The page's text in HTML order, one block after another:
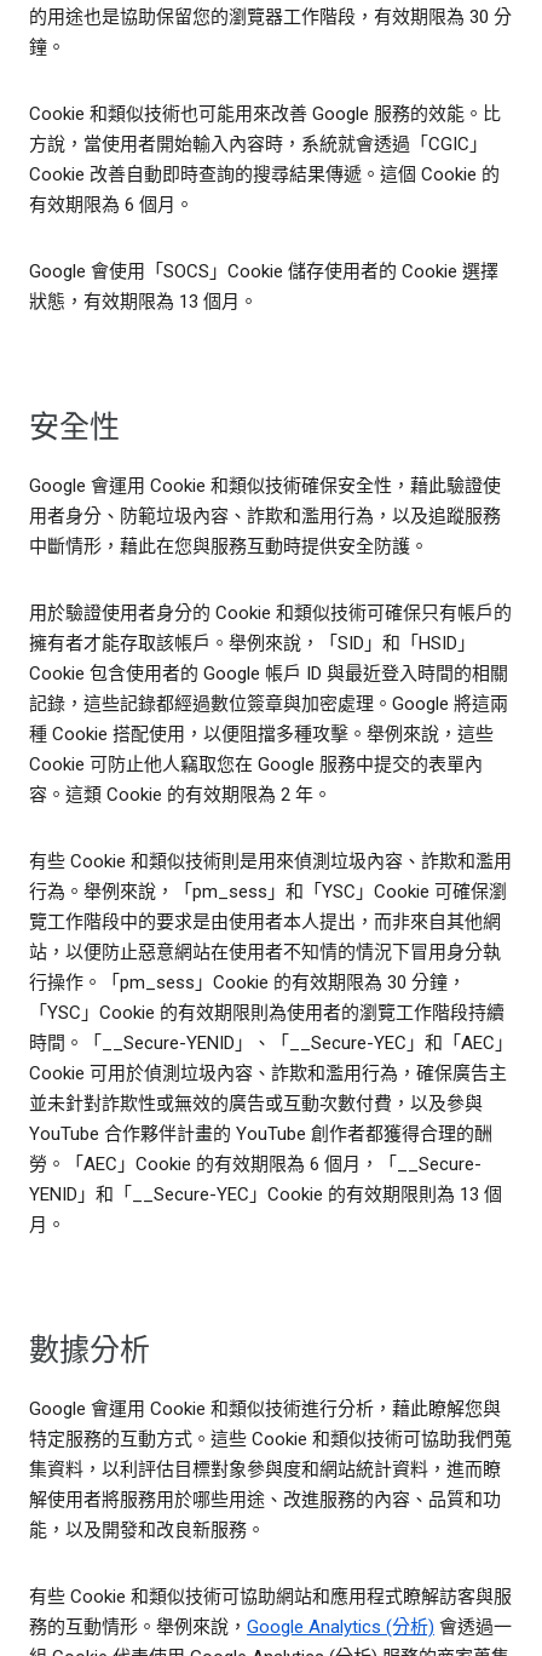
的用途也是協助保留您的瀏覽器工作階段，有效期限為 30 分
鐘。
Cookie 和類似技術也可能用來改善 Google 服務的效能。比
方說，當使用者開始輸入內容時，系統就會透過「CGIC」
Cookie 改善自動即時查詢的搜尋結果傳遞。這個 Cookie 的
有效期限為 6 個月。
Google 會使用「SOCS」Cookie 儲存使用者的 Cookie 選擇
狀態，有效期限為 13 個月。
安全性
Google 會運用 Cookie 和類似技術確保安全性，藉此驗證使
用者身分、防範垃圾內容、詐欺和濫用行為，以及追蹤服務
中斷情形，藉此在您與服務互動時提供安全防護。
用於驗證使用者身分的 Cookie 和類似技術可確保只有帳戶的
擁有者才能存取該帳戶。舉例來說，「SID」和「HSID」
Cookie 包含使用者的 Google 帳戶 ID 與最近登入時間的相關
記錄，這些記錄都經過數位簽章與加密處理。Google 將這兩
種 Cookie 搭配使用，以便阻擋多種攻擊。舉例來說，這些
Cookie 可防止他人竊取您在 Google 服務中提交的表單內
容。這類 Cookie 的有效期限為 2 年。
有些 Cookie 和類似技術則是用來偵測垃圾內容、詐欺和濫用
行為。舉例來說，「pm_sess」和「YSC」Cookie 可確保瀏
覽工作階段中的要求是由使用者本人提出，而非來自其他網
站，以便防止惡意網站在使用者不知情的情況下冒用身分執
行操作。「pm_sess」Cookie 的有效期限為 30 分鐘，
「YSC」Cookie 的有效期限則為使用者的瀏覽工作階段持續
時間。「__Secure-YENID」、「__Secure-YEC」和「AEC」
Cookie 可用於偵測垃圾內容、詐欺和濫用行為，確保廣告主
並未針對詐欺性或無效的廣告或互動次數付費，以及參與
YouTube 合作夥伴計畫的 YouTube 創作者都獲得合理的酬
勞。「AEC」Cookie 的有效期限為 6 個月，「__Secure-
YENID」和「__Secure-YEC」Cookie 的有效期限則為 13 個
月。
數據分析
Google 會運用 Cookie 和類似技術進行分析，藉此瞭解您與
特定服務的互動方式。這些 Cookie 和類似技術可協助我們蒐
集資料，以利評估目標對象參與度和網站統計資料，進而瞭
解使用者將服務用於哪些用途、改進服務的內容、品質和功
能，以及開發和改良新服務。
有些 Cookie 和類似技術可協助網站和應用程式瞭解訪客與服
務的互動情形。舉例來說， Google Analytics (分析) 會透過一